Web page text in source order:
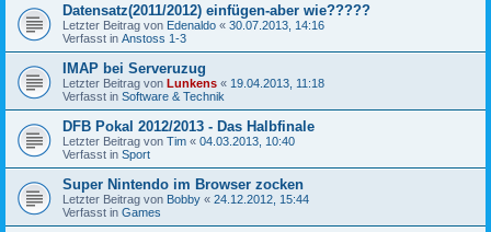
Datensatz(2011/2012) einfügen-aber wie?????
Letzter Beitrag von Edenaldo « 30.07.2013, 14:16
Verfasst in Anstoss 1-3
IMAP bei Serveruzug
Letzter Beitrag von Lunkens « 19.04.2013, 11:18
Verfasst in Software & Technik
DFB Pokal 2012/2013 - Das Halbfinale
Letzter Beitrag von Tim « 04.03.2013, 10:40
Verfasst in Sport
Super Nintendo im Browser zocken
Letzter Beitrag von Bobby « 24.12.2012, 15:44
Verfasst in Games